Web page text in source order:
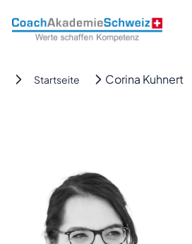
CoachAkademieSchweiz
Startseite Corina Kuhnert